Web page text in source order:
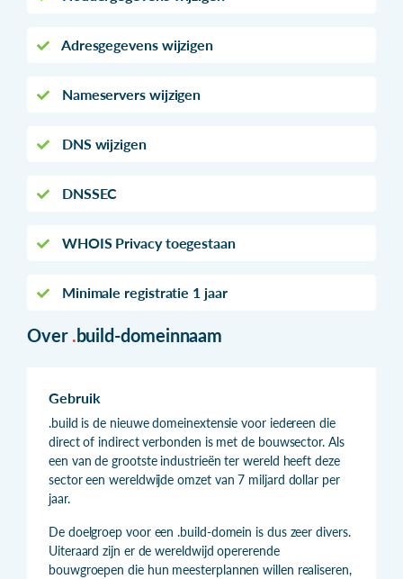
Adresgegevens wijzigen
Nameservers wijzigen
DNS wijzigen
DNSSEC
WHOIS Privacy toegestaan
Minimale registratie 1 jaar
Over .build-domeinnaam
Gebruik
.build is de nieuwe domeinextensie voor iedereen die
direct of indirect verbonden is met de bouwsector. Als
een van de grootste industrieën ter wereld heeft deze
sector een wereldwijde omzet van 7 miljard dollar per
jaar.
De doelgroep voor een .build-domein is dus zeer divers.
Uiteraard zijn er de wereldwijd opererende
bouwgroepen die hun meesterplannen willen realiseren,